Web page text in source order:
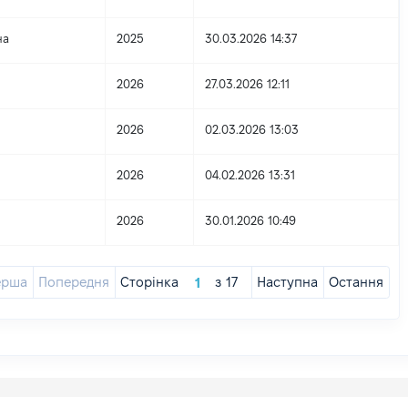
2025 30.03.2026 14:37
2026 27.03.2026 12:11
2026 02.03.2026 13:03
2026 04.02.2026 13:31
2026 30.01.2026 10:49
Попередня Сторінка з 17 Наступна Остання